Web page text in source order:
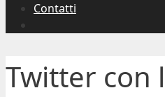
Contatti
Twitter con